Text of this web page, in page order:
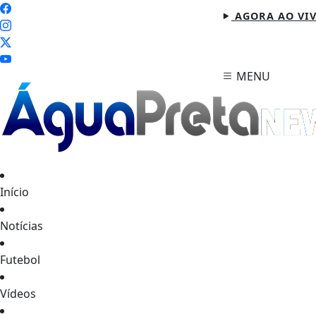
AGORA AO
MENU
Início
Notícias
Futebol
Vídeos